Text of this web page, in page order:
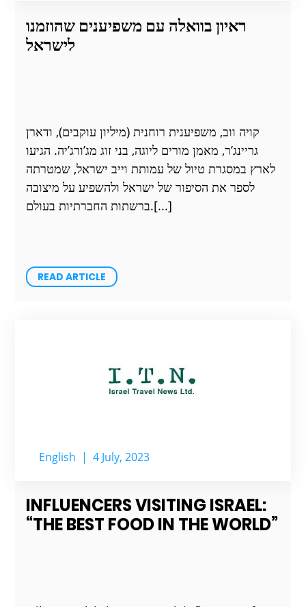
ראיון בוואלה עם משפיענים שהוזמנו
לישראל
קויה ווב, משפיענית רוחנית (מיליון עוקבים), ודארן
גריינג’ר, מאמן מורים ליוגה, בני זוג מג’ורג’יה. הגיעו
לארץ במסגרת טיול של עמותת וייב ישראל, שמטרתה
לספר את הסיפור של ישראל ולהשפיע על מיצובה
ברשתות החברתיות בעולם.
READ ARTICLE
English |4 July, 2023
INFLUENCERS VISITING ISRAEL:
“THE BEST FOOD IN THE WORLD”